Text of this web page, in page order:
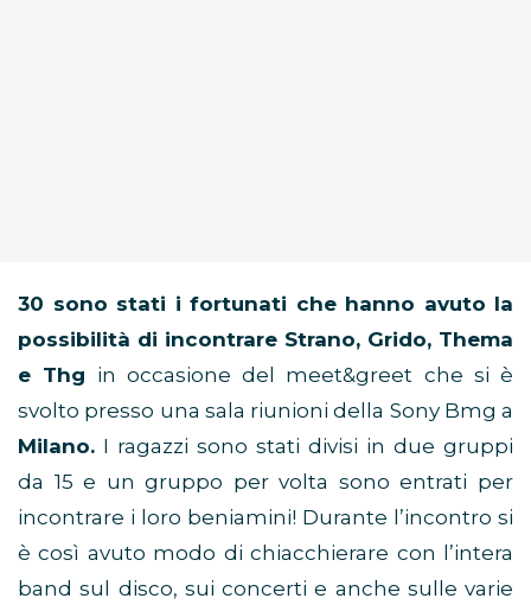
30 sono stati i fortunati che hanno avuto la
possibilità di incontrare Strano, Grido, Thema
e Thg in occasione del meet&greet che si è
svolto presso una sala riunioni della Sony Bmg a
Milano. I ragazzi sono stati divisi in due gruppi
da 15 e un gruppo per volta sono entrati per
incontrare i loro beniamini! Durante l’incontro si
è così avuto modo di chiacchierare con l’intera
band sul disco, sui concerti e anche sulle varie